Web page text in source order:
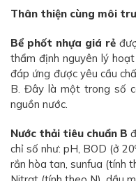
Thân thiện cùng môi
Bể phốt nhựa giá rẻ
thẩm định nguyên lý
đáp ứng được yêu cầu
B. Đây là một trong số
nguồn nước.
Nước thải tiêu chuẩn B
chỉ số như: pH, BOD (ở 20
rắn hòa tan, sunfua (tính